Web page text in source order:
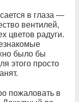
в глаза —
вентилей,
цветов радуги.
было бы
этого просто
пожаловать в